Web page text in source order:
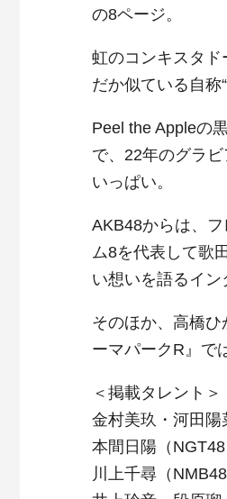
の8ページ。
虹のコンキスタ
だか似ている自称
Peel the Appleの
で、22年のグラ
いっぱい。
AKB48からは、
ム8を代表して歌
い想いを語るイン
そのほか、高橋
ーマパークR』で
＜掲載タレント＞
金村美玖・河田陽
本間日陽（NGT48
川上千尋（NMB48